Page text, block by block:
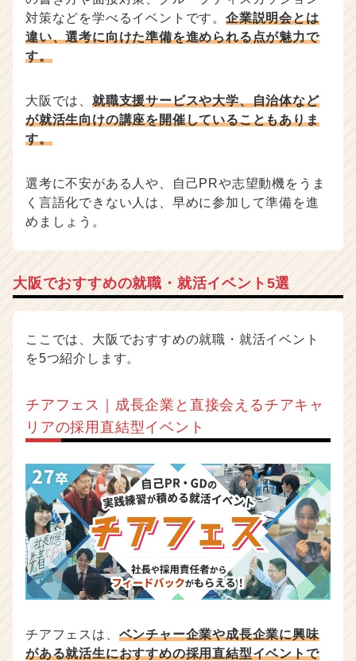
対策などを学べるイベントです。 企業説明会とは
違い、選考に向けた準備を進められる点が魅力で
す。
大阪では、 就職支援サービスや大学、自治体など
が就活生向けの講座を開催していることもありま
す。
選考に不安がある人や、自己PRや志望動機をうま
く言語化できない人は、早めに参加して準備を進
めましょう。
大阪でおすすめの就職・就活イベント5選
ここでは、大阪でおすすめの就職・就活イベント
を5つ紹介します。
チアフェス｜成長企業と直接会えるチアキャ
リアの採用直結型イベント
チアフェスは、 ベンチャー企業や成長企業に興味
がある就活生におすすめの採用直結型イベントで